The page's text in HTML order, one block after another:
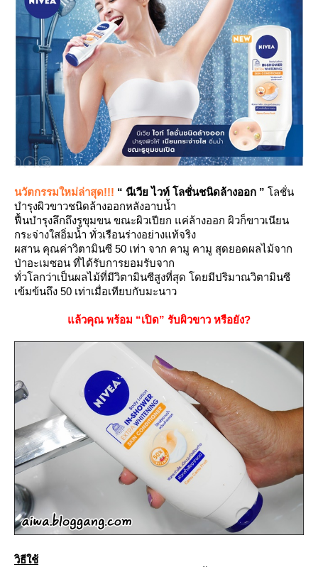
นวัตกรรมใหม่ล่าสุด!!! “ นีเวีย ไวท์ โลชั่นชนิดล้างออก ” ลชั่น
บำรุงผิวขาวชนิดล้างออกหลังอาบน้ำ
ฟื้นบำรุงลึกถึงรูขุมขน ขณะผิวเปียก แค่ล้างออก ผิวก็ขาวเนียน
กระจ่างใสอิ่มน้ำ ทั่วเรือนร่างอย่างแท้จริง
ผสาน คุณค่าวิตามินซี 50 เท่า จาก คามู คามู สุดยอดผลไม้จาก
ป่าอะเมซอน ที่ได้รับการยอมรับจาก
ทั่วโลกว่าเป็นผลไม้ที่มีวิตามินซีสูงที่สุด ดยมีปริมาณวิตามินซี
เข้มข้นถึง 50 เท่าเมื่อเทียบกับมะนาว
ล้วคุณ พร้อม “เปิด” รับผิวขาว หรือยัง?
วิธีใช้